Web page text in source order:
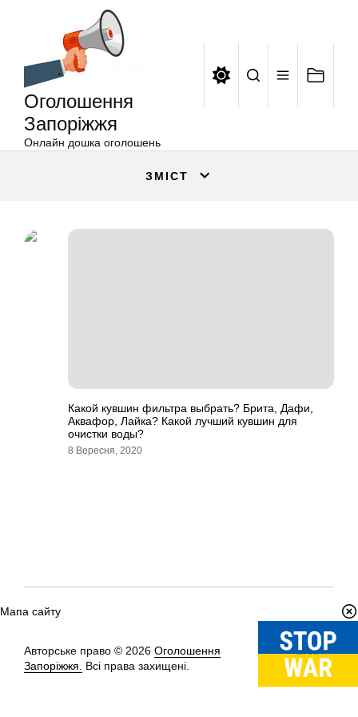
Оголошення
Запоріжжя
Онлайн дошка оголошень
ЗМІСТ
Какой кувшин фильтра выбрать? Брита, Дафи,
Аквафор, Лайка? Какой лучший кувшин для
очистки воды?
8 Вересня, 2020
Мапа сайту
Авторське право © 2026 Оголошення
Запоріжжя.
Всі права захищені.
Вгору